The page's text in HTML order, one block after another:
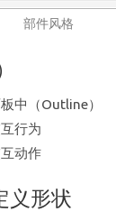
部件风格
中（Outline）
行为
动作
义形状